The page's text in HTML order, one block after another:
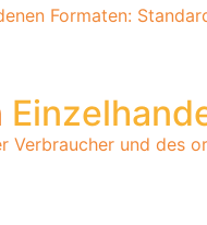
Formaten:
Verbraucher und des